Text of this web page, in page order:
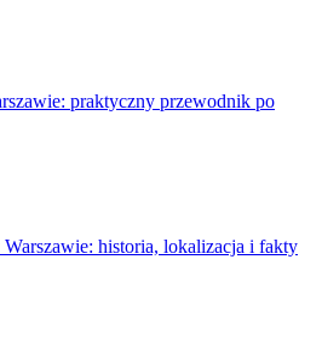
praktyczny przewodnik po
Warszawie: historia, lokalizacja i fakty